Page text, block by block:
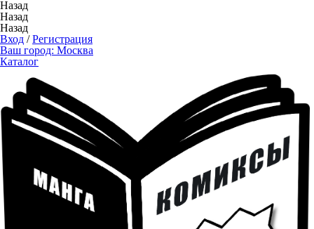
Назад
Назад
Назад
Вход /Регистрация
Ваш город: Москва
Каталог